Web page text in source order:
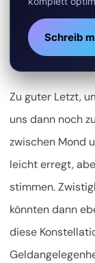
Schreib
Zu guter Letzt,
uns dann noch
zwischen Mond
leicht erregt,
stimmen.
könnten dann
diese